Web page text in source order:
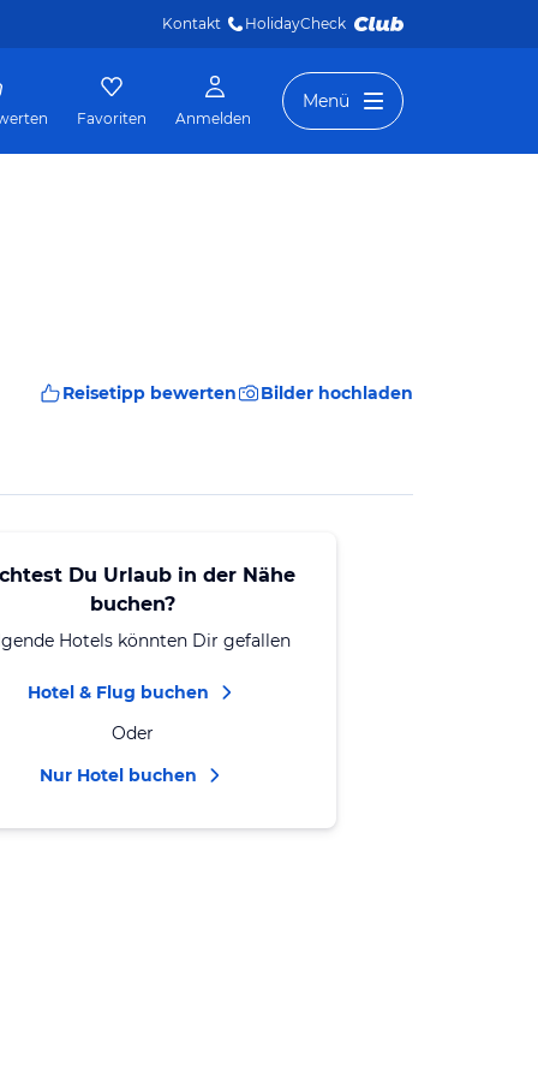
Kontakt HolidayCheck
Favoriten Anmelden
Menü
Reisetipp bewerten Bilder hochladen
Du Urlaub in der Nähe
buchen?
Hotels könnten Dir gefallen
Hotel & Flug buchen
Oder
Nur Hotel buchen